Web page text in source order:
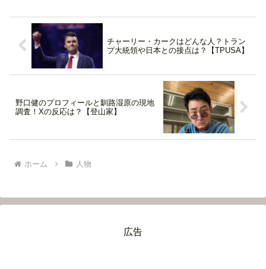
チャーリー・カークはどんな人？トラン
プ大統領や日本との接点は？【TPUSA】
野口健のプロフィールと釧路湿原の現地
調査！Xの反応は？【登山家】
ホーム 人物
広告